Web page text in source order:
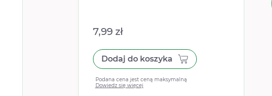
7,99 zł
Dodaj do koszyka
Podana cena jest ceną maksymalną
Dowiedz się więcej